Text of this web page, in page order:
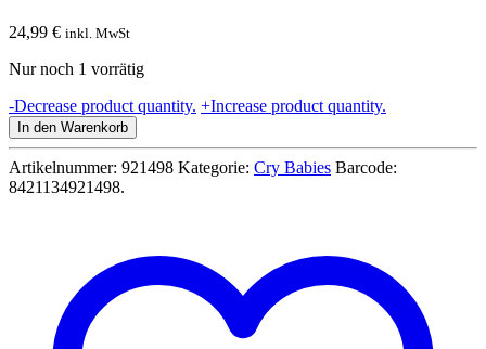
24,99 € inkl. MwSt
Nur noch 1 vorrätig
-Decrease product quantity. Cry
Play
Time
Bella's
Set
IMC
Toys
921498
+Increase product quantity.
In den Warenkorb
Artikelnummer: 921498 Kategorie: Cry Babies Barcode:
8421134921498.